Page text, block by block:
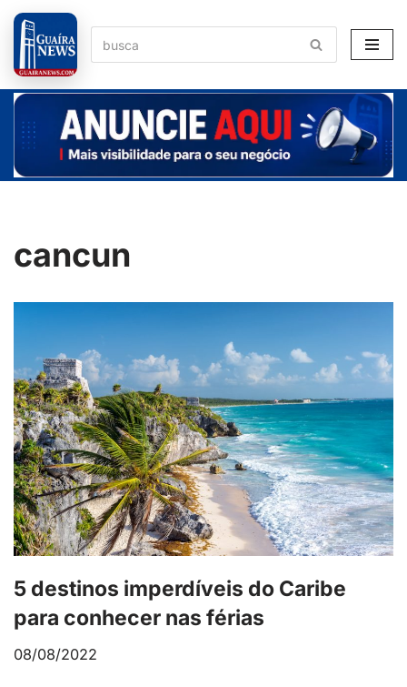
Pular
para
o
conteúdo
cancun
5 destinos imperdíveis do Caribe
para conhecer nas férias
08/08/2022